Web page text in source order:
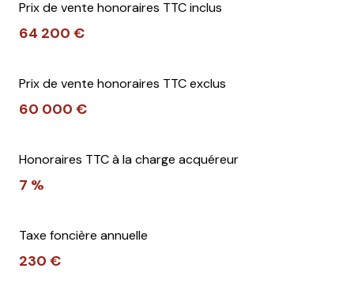
Prix de vente honoraires TTC inclus
64 200 €
Prix de vente honoraires TTC exclus
60 000 €
Honoraires TTC à la charge acquéreur
7 %
Taxe foncière annuelle
230 €